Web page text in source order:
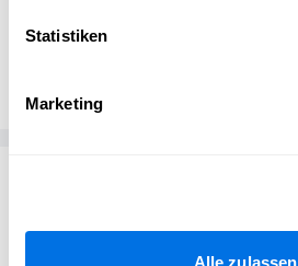
Statistiken
Marketing
Alle zulassen
Öffentlichkeitsarbeit